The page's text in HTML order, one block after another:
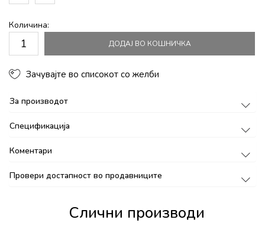
Количина:
ДОДАЈ ВО КОШНИЧКА
Зачувајте во списокот со желби
За производот
Спецификација
Коментари
Провери достапност во продавниците
Слични производи